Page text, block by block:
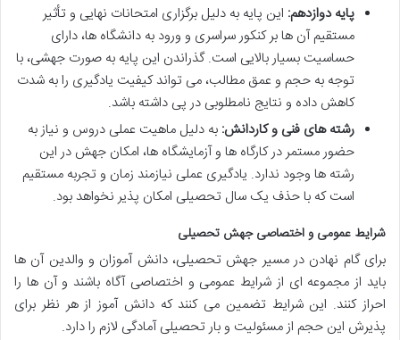
پایه دوازدهم: این پایه به دلیل برگزاری امتحانات نهایی و تأثیر
مستقیم آن ها بر کنکور سراسری و ورود به دانشگاه ها، دارای
حساسیت بسیار بالایی است. گذراندن این پایه به صورت جهشی، با
توجه به حجم و عمق مطالب، می تواند کیفیت یادگیری را به شدت
کاهش داده و نتایج نامطلوبی در پی داشته باشد.
رشته های فنی و کاردانش: به دلیل ماهیت عملی دروس و نیاز به
حضور مستمر در کارگاه ها و آزمایشگاه ها، امکان جهش در این
رشته ها وجود ندارد. یادگیری عملی نیازمند زمان و تجربه مستقیم
است که با حذف یک سال تحصیلی امکان پذیر نخواهد بود.
شرایط عمومی و اختصاصی جهش تحصیلی
برای گام نهادن در مسیر جهش تحصیلی، دانش آموزان و والدین آن ها
باید از مجموعه ای از شرایط عمومی و اختصاصی آگاه باشند و آن ها را
احراز کنند. این شرایط تضمین می کنند که دانش آموز از هر نظر برای
پذیرش این حجم از مسئولیت و بار تحصیلی آمادگی لازم را دارد.